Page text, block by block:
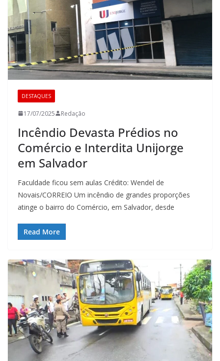
DESTAQUES
17/07/2025 Redação
Incêndio Devasta Prédios no
Comércio e Interdita Unijorge
em Salvador
Faculdade ficou sem aulas Crédito: Wendel de
Novais/CORREIO Um incêndio de grandes proporções
atinge o bairro do Comércio, em Salvador, desde
Read More